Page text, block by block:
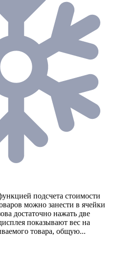
подсчета стоимости
можно занести в ячейки
достаточно нажать две
показывают вес на
товара, общую...